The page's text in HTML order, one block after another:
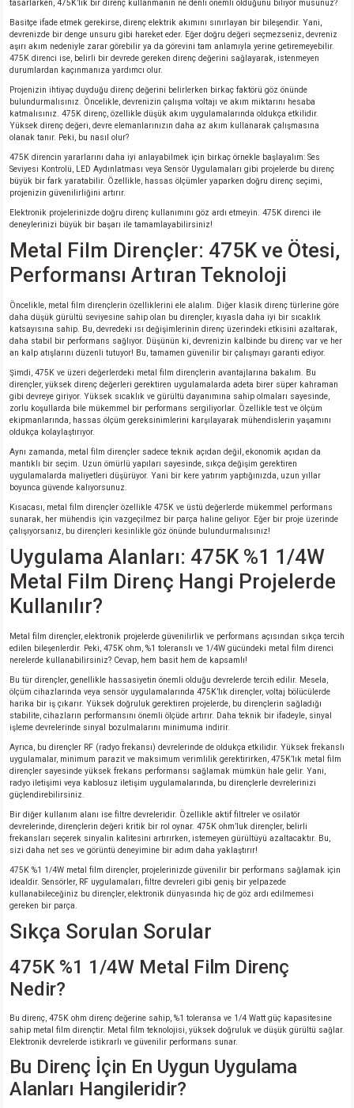
tasarlarken, 475K’lik bir direnç kullanmanın ne denli önemli olduğunu biliyor musunuz?
Basitçe ifade etmek gerekirse, direnç elektrik akımını sınırlayan bir bileşendir. Yani,
devrenizde bir denge unsuru gibi hareket eder. Eğer doğru değeri seçmezseniz, devreniz
aşırı akım nedeniyle zarar görebilir ya da görevini tam anlamıyla yerine getiremeyebilir.
475K direnci ise, belirli bir devrede gereken direnç değerini sağlayarak, istenmeyen
durumlardan kaçınmanıza yardımcı olur.
Projenizin ihtiyaç duyduğu direnç değerini belirlerken birkaç faktörü göz önünde
bulundurmalısınız. Öncelikle, devrenizin çalışma voltajı ve akım miktarını hesaba
katmalısınız. 475K direnç, özellikle düşük akım uygulamalarında oldukça etkilidir.
Yüksek direnç değeri, devre elemanlarınızın daha az akım kullanarak çalışmasına
olanak tanır. Peki, bu nasıl olur?
475K direncin yararlarını daha iyi anlayabilmek için birkaç örnekle başlayalım: Ses
Seviyesi Kontrolü, LED Aydınlatması veya Sensör Uygulamaları gibi projelerde bu direnç
büyük bir fark yaratabilir. Özellikle, hassas ölçümler yaparken doğru direnç seçimi,
projenizin güvenilirliğini artırır.
Elektronik projelerinizde doğru direnç kullanımını göz ardı etmeyin. 475K direnci ile
deneylerinizi büyük bir başarı ile tamamlayabilirsiniz!
Metal Film Dirençler: 475K ve Ötesi,
Performansı Artıran Teknoloji
Öncelikle, metal film dirençlerin özelliklerini ele alalım. Diğer klasik direnç türlerine göre
daha düşük gürültü seviyesine sahip olan bu dirençler, kıyasla daha iyi bir sıcaklık
katsayısına sahip. Bu, devredeki ısı değişimlerinin direnç üzerindeki etkisini azaltarak,
daha stabil bir performans sağlıyor. Düşünün ki, devrenizin kalbinde bu direnç var ve her
an kalp atışlarını düzenli tutuyor! Bu, tamamen güvenilir bir çalışmayı garanti ediyor.
Şimdi, 475K ve üzeri değerlerdeki metal film dirençlerin avantajlarına bakalım. Bu
dirençler, yüksek direnç değerleri gerektiren uygulamalarda adeta birer süper kahraman
gibi devreye giriyor. Yüksek sıcaklık ve gürültü dayanımına sahip olmaları sayesinde,
zorlu koşullarda bile mükemmel bir performans sergiliyorlar. Özellikle test ve ölçüm
ekipmanlarında, hassas ölçüm gereksinimlerini karşılayarak mühendislerin yaşamını
oldukça kolaylaştırıyor.
Aynı zamanda, metal film dirençler sadece teknik açıdan değil, ekonomik açıdan da
mantıklı bir seçim. Uzun ömürlü yapıları sayesinde, sıkça değişim gerektiren
uygulamalarda maliyetleri düşürüyor. Yani bir kere yatırım yaptığınızda, uzun yıllar
boyunca güvende kalıyorsunuz.
Kısacası, metal film dirençler özellikle 475K ve üstü değerlerde mükemmel performans
sunarak, her mühendis için vazgeçilmez bir parça haline geliyor. Eğer bir proje üzerinde
çalışıyorsanız, bu dirençleri kesinlikle göz önünde bulundurmalısınız!
Uygulama Alanları: 475K %1 1/4W
Metal Film Direnç Hangi Projelerde
Kullanılır?
Metal film dirençler, elektronik projelerde güvenilirlik ve performans açısından sıkça tercih
edilen bileşenlerdir. Peki, 475K ohm, %1 toleranslı ve 1/4W gücündeki metal film direnci
nerelerde kullanabilirsiniz? Cevap, hem basit hem de kapsamlı!
Bu tür dirençler, genellikle hassasiyetin önemli olduğu devrelerde tercih edilir. Mesela,
ölçüm cihazlarında veya sensör uygulamalarında 475K’lık dirençler, voltaj bölücülerde
harika bir iş çıkarır. Yüksek doğruluk gerektiren projelerde, bu dirençlerin sağladığı
stabilite, cihazların performansını önemli ölçüde artırır. Daha teknik bir ifadeyle, sinyal
işleme devrelerinde sinyal bozulmalarını minimuma indirir.
Ayrıca, bu dirençler RF (radyo frekansı) devrelerinde de oldukça etkilidir. Yüksek frekanslı
uygulamalar, minimum parazit ve maksimum verimlilik gerektirirken, 475K’lık metal film
dirençler sayesinde yüksek frekans performansı sağlamak mümkün hale gelir. Yani,
radyo iletişimi veya kablosuz iletişim uygulamalarında, bu dirençlerle devrelerinizi
güçlendirebilirsiniz.
Bir diğer kullanım alanı ise filtre devreleridir. Özellikle aktif filtreler ve osilatör
devrelerinde, dirençlerin değeri kritik bir rol oynar. 475K ohm’luk dirençler, belirli
frekansları seçerek sinyalin kalitesini artırırken, istemeyen gürültüyü azaltacaktır. Bu,
sizi daha net ses ve görüntü deneyimine bir adım daha yaklaştırır!
475K %1 1/4W metal film dirençler, projelerinizde güvenilir bir performans sağlamak için
idealdir. Sensörler, RF uygulamaları, filtre devreleri gibi geniş bir yelpazede
kullanabileceğiniz bu dirençler, elektronik dünyasında hiç de göz ardı edilmemesi
gereken bir parça.
Sıkça Sorulan Sorular
475K %1 1/4W Metal Film Direnç
Nedir?
Bu direnç, 475K ohm direnç değerine sahip, %1 toleransa ve 1/4 Watt güç kapasitesine
sahip metal film dirençtir. Metal film teknolojisi, yüksek doğruluk ve düşük gürültü sağlar.
Elektronik devrelerde istikrarlı ve güvenilir performans sunar.
Bu Direnç İçin En Uygun Uygulama
Alanları Hangileridir?